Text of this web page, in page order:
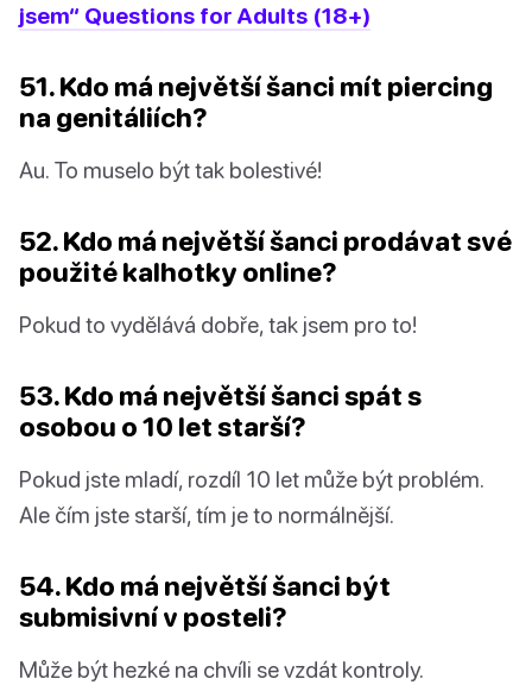
jsem“ Questions for Adults (18+)
51. Kdo má největší šanci mít piercing
na genitáliích?
Au. To muselo být tak bolestivé!
52. Kdo má největší šanci prodávat své
použité kalhotky online?
Pokud to vydělává dobře, tak jsem pro to!
53. Kdo má největší šanci spát s
osobou o 10 let starší?
Pokud jste mladí, rozdíl 10 let může být problém.
Ale čím jste starší, tím je to normálnější.
54. Kdo má největší šanci být
submisivní v posteli?
Může být hezké na chvíli se vzdát kontroly.